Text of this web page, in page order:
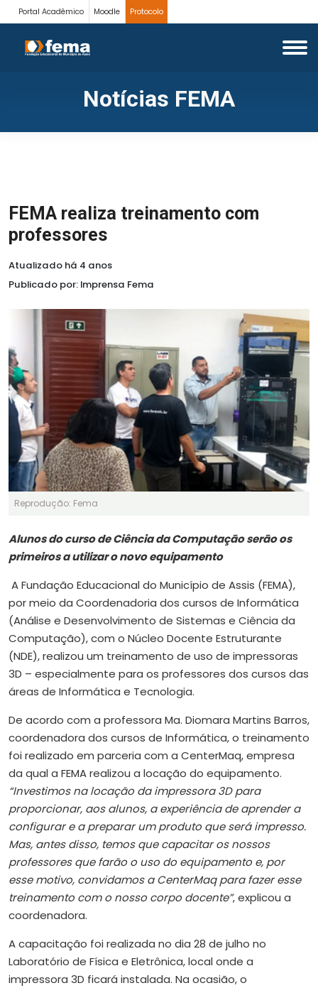
Portal Acadêmico Moodle Protocolo
Notícias FEMA
FEMA realiza treinamento com
professores
Atualizado há 4 anos
Publicado por: Imprensa Fema
Reprodução: Fema
Alunos do curso de Ciência da Computação serão os
primeiros a utilizar o novo equipamento
A Fundação Educacional do Município de Assis (FEMA),
por meio da Coordenadoria dos cursos de Informática
(Análise e Desenvolvimento de Sistemas e Ciência da
Computação), com o Núcleo Docente Estruturante
(NDE), realizou um treinamento de uso de impressoras
3D – especialmente para os professores dos cursos das
áreas de Informática e Tecnologia.
De acordo com a professora Ma. Diomara Martins Barros,
coordenadora dos cursos de Informática, o treinamento
foi realizado em parceria com a CenterMaq, empresa
da qual a FEMA realizou a locação do equipamento.
“Investimos na locação da impressora 3D para
proporcionar, aos alunos, a experiência de aprender a
configurar e a preparar um produto que será impresso.
Mas, antes disso, temos que capacitar os nossos
professores que farão o uso do equipamento e, por
esse motivo, convidamos a CenterMaq para fazer esse
treinamento com o nosso corpo docente”, explicou a
coordenadora.
A capacitação foi realizada no dia 28 de julho no
Laboratório de Física e Eletrônica, local onde a
impressora 3D ficará instalada. Na ocasião, o